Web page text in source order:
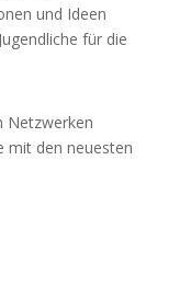
und Ideen
für die
Netzwerken
mit den neuesten